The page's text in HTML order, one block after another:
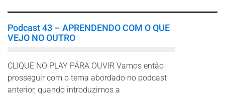
Podcast 43 – APRENDENDO COM O QUE
VEJO NO OUTRO
CLIQUE NO PLAY PÁRA OUVIR Vamos então
prosseguir com o tema abordado no podcast
anterior, quando introduzimos a